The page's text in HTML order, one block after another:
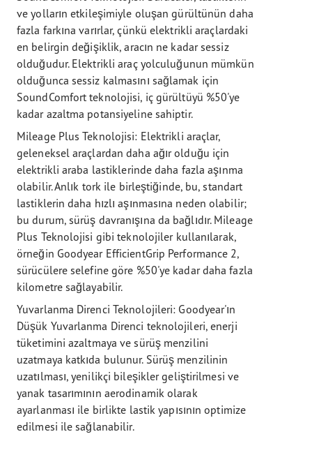
ve yolların etkileşimiyle oluşan gürültünün daha
fazla farkına varırlar, çünkü elektrikli araçlardaki
en belirgin değişiklik, aracın ne kadar sessiz
olduğudur. Elektrikli araç yolculuğunun mümkün
olduğunca sessiz kalmasını sağlamak için
SoundComfort teknolojisi, iç gürültüyü %50'ye
kadar azaltma potansiyeline sahiptir.
Mileage Plus Teknolojisi: Elektrikli araçlar,
geleneksel araçlardan daha ağır olduğu için
elektrikli araba lastiklerinde daha fazla aşınma
olabilir. Anlık tork ile birleştiğinde, bu, standart
lastiklerin daha hızlı aşınmasına neden olabilir;
bu durum, sürüş davranışına da bağlıdır. Mileage
Plus Teknolojisi gibi teknolojiler kullanılarak,
örneğin Goodyear EfficientGrip Performance 2,
sürücülere selefine göre %50'ye kadar daha fazla
kilometre sağlayabilir.
Yuvarlanma Direnci Teknolojileri: Goodyear'ın
Düşük Yuvarlanma Direnci teknolojileri, enerji
tüketimini azaltmaya ve sürüş menzilini
uzatmaya katkıda bulunur. Sürüş menzilinin
uzatılması, yenilikçi bileşikler geliştirilmesi ve
yanak tasarımının aerodinamik olarak
ayarlanması ile birlikte lastik yapısının optimize
edilmesi ile sağlanabilir.